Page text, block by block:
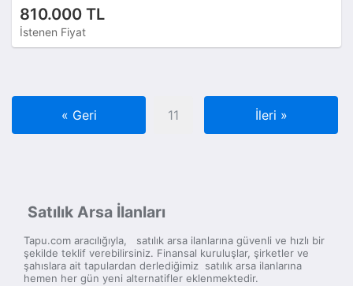
810.000 TL
İstenen Fiyat
« Geri 11 İleri »
Satılık Arsa İlanları
Tapu.com aracılığıyla, satılık arsa ilanlarına güvenli ve hızlı bir
şekilde teklif verebilirsiniz. Finansal kuruluşlar, şirketler ve
şahıslara ait tapulardan derlediğimiz satılık arsa ilanlarına
hemen her gün yeni alternatifler eklenmektedir.